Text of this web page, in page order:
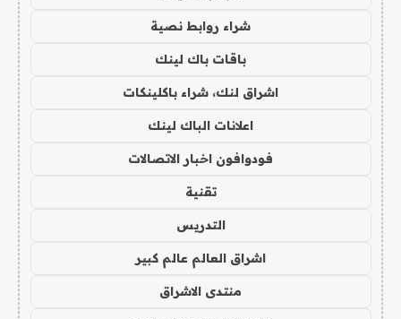
شراء روابط نصية
باقات باك لينك
اشراق لنك، شراء باكلينكات
اعلانات الباك لينك
فودوافون اخبار الاتصالات
تقنية
التدريس
اشراق العالم عالم كبير
منتدى الاشراق